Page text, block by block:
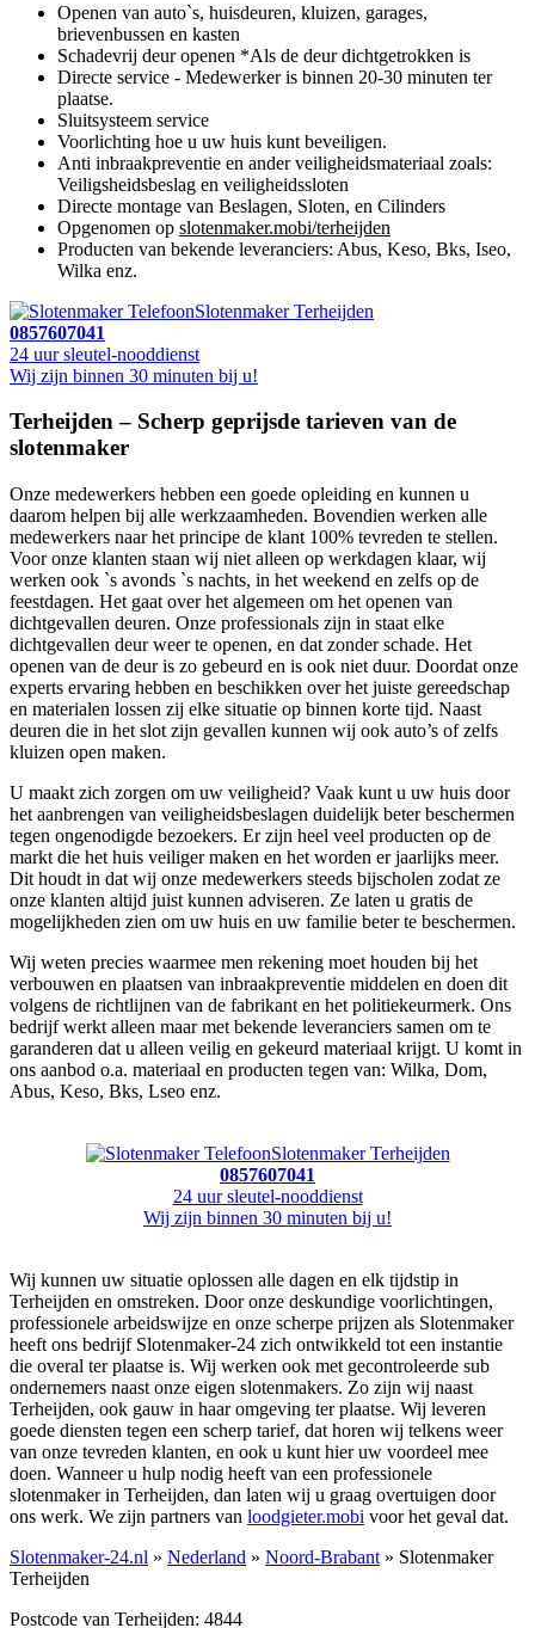
Openen van auto`s, huisdeuren, kluizen, garages,
brievenbussen en kasten
Schadevrij deur openen *Als de deur dichtgetrokken is
Directe service - Medewerker is binnen 20-30 minuten ter
plaatse.
Sluitsysteem service
Voorlichting hoe u uw huis kunt beveiligen.
Anti inbraakpreventie en ander veiligheidsmateriaal zoals:
Veiligsheidsbeslag en veiligheidssloten
Directe montage van Beslagen, Sloten, en Cilinders
Opgenomen op slotenmaker.mobi/terheijden
Producten van bekende leveranciers: Abus, Keso, Bks, Iseo,
Wilka enz.
Slotenmaker Terheijden
0857607041
24 uur sleutel-nooddienst
Wij zijn binnen 30 minuten bij u!
Terheijden – Scherp geprijsde tarieven van de
slotenmaker
Onze medewerkers hebben een goede opleiding en kunnen u
daarom helpen bij alle werkzaamheden. Bovendien werken alle
medewerkers naar het principe de klant 100% tevreden te stellen.
Voor onze klanten staan wij niet alleen op werkdagen klaar, wij
werken ook `s avonds `s nachts, in het weekend en zelfs op de
feestdagen. Het gaat over het algemeen om het openen van
dichtgevallen deuren. Onze professionals zijn in staat elke
dichtgevallen deur weer te openen, en dat zonder schade. Het
openen van de deur is zo gebeurd en is ook niet duur. Doordat onze
experts ervaring hebben en beschikken over het juiste gereedschap
en materialen lossen zij elke situatie op binnen korte tijd. Naast
deuren die in het slot zijn gevallen kunnen wij ook auto’s of zelfs
kluizen open maken.
U maakt zich zorgen om uw veiligheid? Vaak kunt u uw huis door
het aanbrengen van veiligheidsbeslagen duidelijk beter beschermen
tegen ongenodigde bezoekers. Er zijn heel veel producten op de
markt die het huis veiliger maken en het worden er jaarlijks meer.
Dit houdt in dat wij onze medewerkers steeds bijscholen zodat ze
onze klanten altijd juist kunnen adviseren. Ze laten u gratis de
mogelijkheden zien om uw huis en uw familie beter te beschermen.
Wij weten precies waarmee men rekening moet houden bij het
verbouwen en plaatsen van inbraakpreventie middelen en doen dit
volgens de richtlijnen van de fabrikant en het politiekeurmerk. Ons
bedrijf werkt alleen maar met bekende leveranciers samen om te
garanderen dat u alleen veilig en gekeurd materiaal krijgt. U komt in
ons aanbod o.a. materiaal en producten tegen van: Wilka, Dom,
Abus, Keso, Bks, Lseo enz.
Slotenmaker Terheijden
0857607041
24 uur sleutel-nooddienst
Wij zijn binnen 30 minuten bij u!
Wij kunnen uw situatie oplossen alle dagen en elk tijdstip in
Terheijden en omstreken. Door onze deskundige voorlichtingen,
professionele arbeidswijze en onze scherpe prijzen als Slotenmaker
heeft ons bedrijf Slotenmaker-24 zich ontwikkeld tot een instantie
die overal ter plaatse is. Wij werken ook met gecontroleerde sub
ondernemers naast onze eigen slotenmakers. Zo zijn wij naast
Terheijden, ook gauw in haar omgeving ter plaatse. Wij leveren
goede diensten tegen een scherp tarief, dat horen wij telkens weer
van onze tevreden klanten, en ook u kunt hier uw voordeel mee
doen. Wanneer u hulp nodig heeft van een professionele
slotenmaker in Terheijden, dan laten wij u graag overtuigen door
ons werk. We zijn partners van loodgieter.mobi voor het geval dat.
Slotenmaker-24.nl » Nederland » Noord-Brabant » Slotenmaker
Terheijden
Postcode van Terheijden: 4844